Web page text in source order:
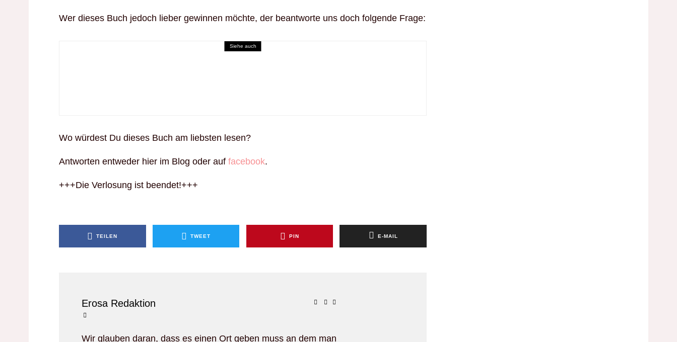
Wer dieses Buch jedoch lieber gewinnen möchte, der beantworte uns doch folgende Frage:
Siehe auch
Wo würdest Du dieses Buch am liebsten lesen?
Antworten entweder hier im Blog oder auf facebook.
+++Die Verlosung ist beendet!+++
TEILEN TWEET PIN E-MAIL
Erosa Redaktion
Wir glauben daran, dass es einen Ort geben muss an dem man